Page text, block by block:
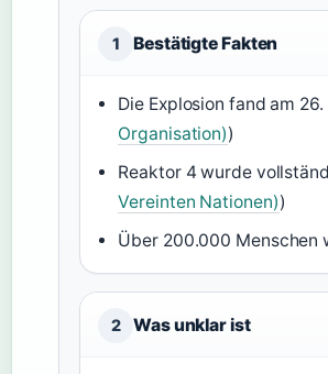
1 Bestätigte Fakten
Die Explosion fand am
Organisation))
Reaktor 4 wurde
Vereinten Nationen))
Über 200.000 Menschen
2 Was unklar ist